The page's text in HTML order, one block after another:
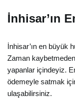
İnhisar’ın
İnhisar’ın en büyük
Zaman
yapanlar içindeyiz.
ödemeyle satmak
ulaşabilirsiniz.